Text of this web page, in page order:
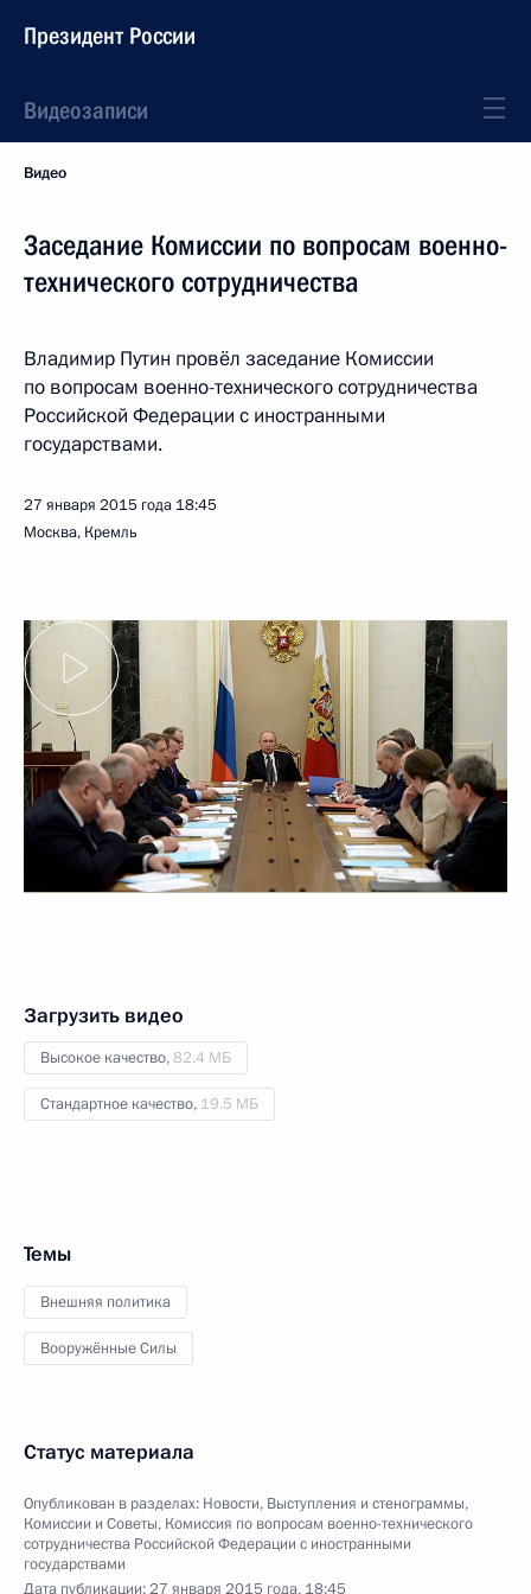
Президент России
Видеозаписи
Видео
Заседание Комиссии по вопросам военно-
технического сотрудничества
Владимир Путин провёл заседание Комиссии
по вопросам военно-технического сотрудничества
Российской Федерации с иностранными
государствами.
27 января 2015 года 18:45
Москва, Кремль
Загрузить видео
Высокое качество,82.4 МБ
Стандартное качество, 19.5 МБ
Темы
Внешняя политика
Вооружённые Силы
Статус материала
Опубликован в разделах: Новости, Выступления и стенограммы,
Комиссии и Советы, Комиссия по вопросам военно-технического
сотрудничества Российской Федерации с иностранными
государствами
Дата публикации:27 января 2015 года, 18:45